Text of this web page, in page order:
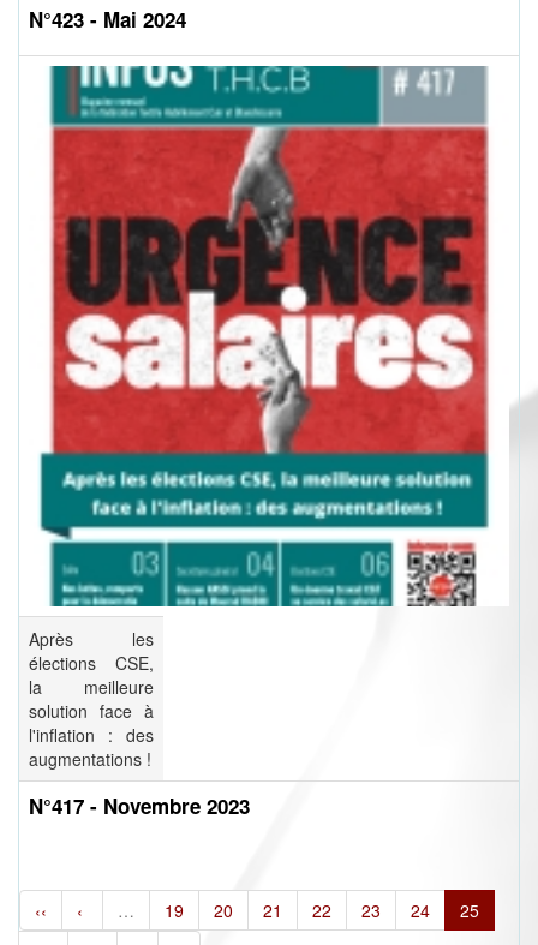
N°423 - Mai 2024
Après les
élections CSE,
la meilleure
solution face à
l'inflation : des
augmentations !
N°417 - Novembre 2023
‹‹ ‹ … 19 20 21 22 23 24
25